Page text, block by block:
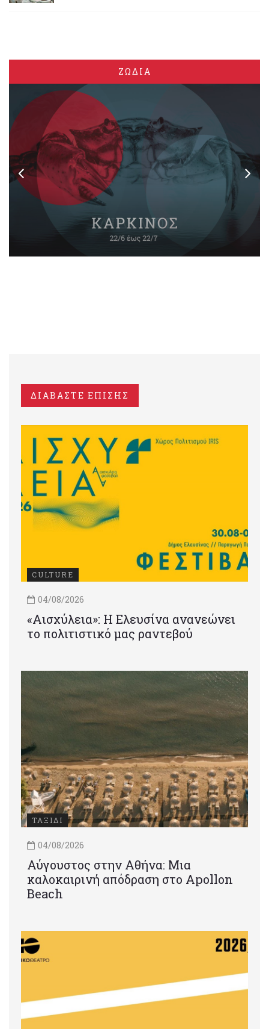
ΖΩΔΙΑ
ΔΙΑΒΑΣΤΕ ΕΠΙΣΗΣ
CULTURE
04/08/2026
«Αισχύλεια»: Η Ελευσίνα ανανεώνει
το πολιτιστικό μας ραντεβού
ΤΑΞΙΔΙ
04/08/2026
Αύγουστος στην Αθήνα: Μια
καλοκαιρινή απόδραση στο Apollon
Beach